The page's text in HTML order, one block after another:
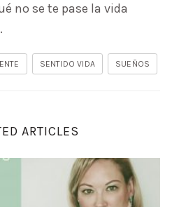
no se te pase la vida
SENTIDO VIDA SUEÑOS
ARTICLES
y criticar» del libro